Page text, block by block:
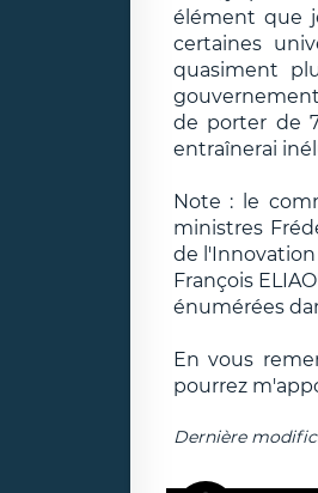
élément que
certaines
quasiment
de porter de
entraînerai
Note : le
ministres
de
François
énumérées
En vous
pourrez
Dernière